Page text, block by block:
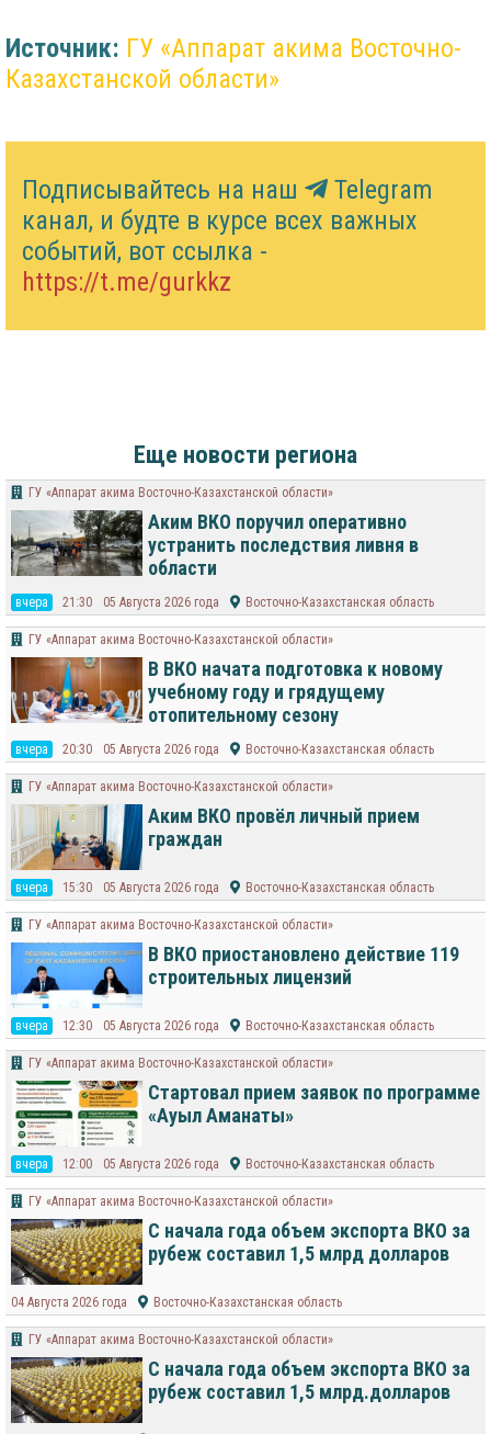
Источник: ГУ «Аппарат акима Восточно-
Казахстанской области»
Подписывайтесь на наш
Telegram
канал, и будте в курсе всех важных
событий, вот ссылка -
https://t.me/gurkkz
Еще новости региона
ГУ «Аппарат акима Восточно-Казахстанской области»
Аким ВКО поручил оперативно
устранить последствия ливня в
области
вчера 21:30 05 Августа 2026 года Восточно-Казахстанская область
ГУ «Аппарат акима Восточно-Казахстанской области»
В ВКО начата подготовка к новому
учебному году и грядущему
отопительному сезону
вчера 20:30 05 Августа 2026 года Восточно-Казахстанская область
ГУ «Аппарат акима Восточно-Казахстанской области»
Аким ВКО провёл личный прием
граждан
вчера 15:30 05 Августа 2026 года Восточно-Казахстанская область
ГУ «Аппарат акима Восточно-Казахстанской области»
В ВКО приостановлено действие 119
строительных лицензий
вчера 12:30 05 Августа 2026 года Восточно-Казахстанская область
ГУ «Аппарат акима Восточно-Казахстанской области»
Стартовал прием заявок по программе
«Ауыл Аманаты»
вчера 12:00 05 Августа 2026 года Восточно-Казахстанская область
ГУ «Аппарат акима Восточно-Казахстанской области»
С начала года объем экспорта ВКО за
рубеж составил 1,5 млрд долларов
04 Августа 2026 года Восточно-Казахстанская область
ГУ «Аппарат акима Восточно-Казахстанской области»
С начала года объем экспорта ВКО за
рубеж составил 1,5 млрд.долларов